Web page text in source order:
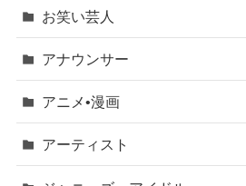
お笑い芸人
アナウンサー
アニメ•漫画
アーティスト